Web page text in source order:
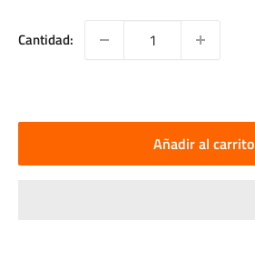
Cantidad:
Añadir al carrito